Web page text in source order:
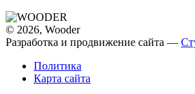
© 2026, Wooder
Разработка и продвижение сайта —
Политика
Карта сайта